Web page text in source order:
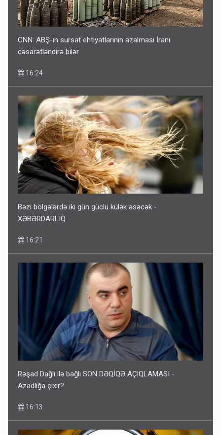
CNN: ABŞ-ın sursat ehtiyatlarının azalması İranı
cəsarətləndirə bilər
16:24
Bəzi bölgələrdə iki gün güclü külək əsəcək -
XƏBƏRDARLIQ
16:21
Rəşad Dağlı ilə bağlı SON DƏQİQƏ AÇIQLAMASI -
Azadlığa çıxır?
16:13